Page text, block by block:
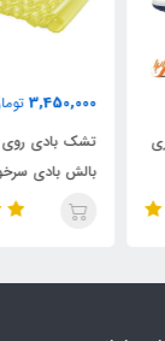
3,450,000 تومان
تشک بادی روی آب
بالش بادی سرخود زرد